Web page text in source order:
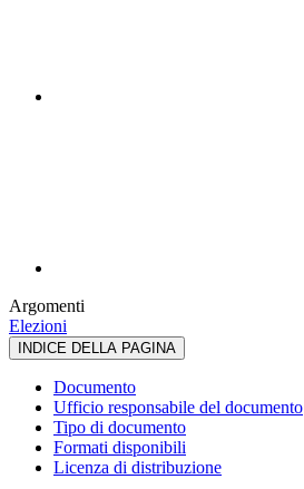
Argomenti
Elezioni
INDICE DELLA PAGINA
Documento
Ufficio responsabile del documento
Tipo di documento
Formati disponibili
Licenza di distribuzione